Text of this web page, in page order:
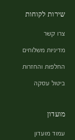
שירות לקוחות
צרו קשר
מדיניות משלוחים
החלפות והחזרות
ביטול עסקה
מועדון
עמוד מועדון